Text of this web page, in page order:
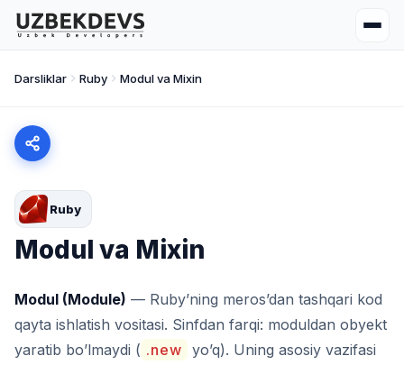
Darsliklar Ruby Modul va Mixin
Ruby
Modul va Mixin
Modul (Module) — Ruby’ning meros’dan tashqari kod
qayta ishlatish vositasi. Sinfdan farqi: moduldan obyekt
yaratib bo’lmaydi ( .new yo’q). Uning asosiy vazifasi